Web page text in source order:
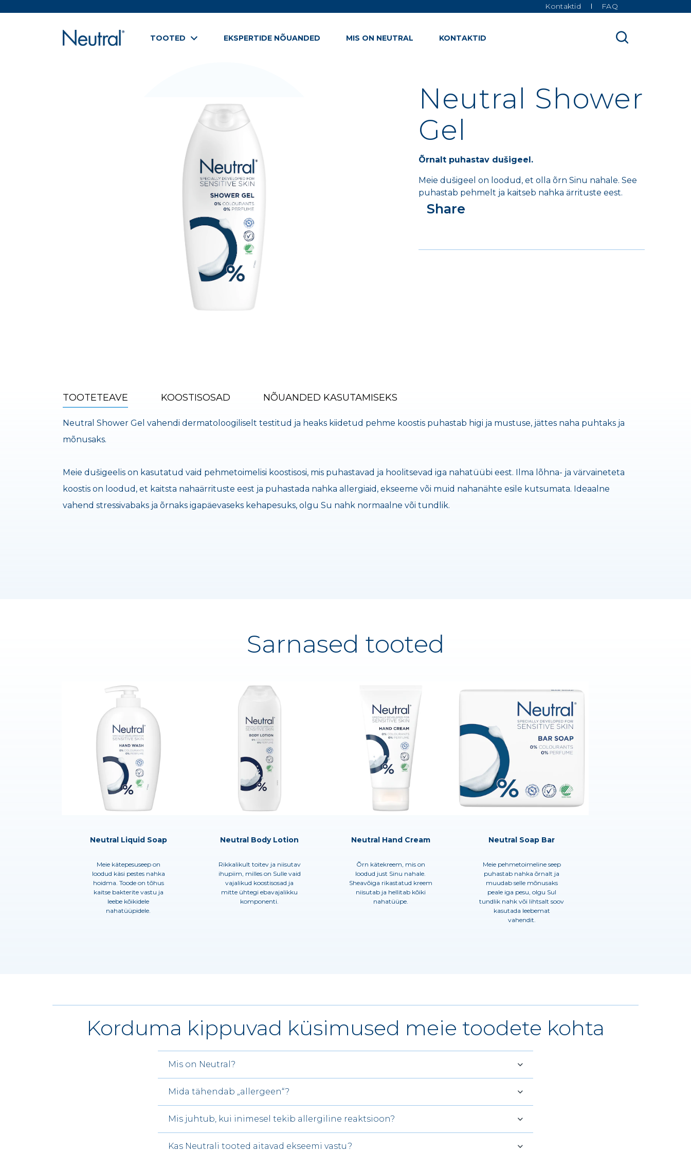
Kontaktid FAQ
TOOTED EKSPERTIDE NÕUANDED MIS ON NEUTRAL KONTAKTID
Neutral Shower
Gel
Õrnalt puhastav dušigeel.
Meie dušigeel on loodud, et olla õrn Sinu nahale. See
puhastab pehmelt ja kaitseb nahka ärrituste eest.
Share
TOOTETEAVE KOOSTISOSAD NÕUANDED KASUTAMISEKS
Neutral Shower Gel vahendi dermatoloogiliselt testitud ja heaks kiidetud pehme koostis puhastab higi ja mustuse, jättes naha puhtaks ja
mõnusaks.
Meie dušigeelis on kasutatud vaid pehmetoimelisi koostisosi, mis puhastavad ja hoolitsevad iga nahatüübi eest. Ilma lõhna- ja värvaineteta
koostis on loodud, et kaitsta nahaärrituste eest ja puhastada nahka allergiaid, ekseeme või muid nahanähte esile kutsumata. Ideaalne
vahend stressivabaks ja õrnaks igapäevaseks kehapesuks, olgu Su nahk normaalne või tundlik.
Sarnased tooted
Neutral Liquid Soap
Meie kätepesuseep on
loodud käsi pestes nahka
hoidma. Toode on tõhus
kaitse bakterite vastu ja
leebe kõikidele
nahatüüpidele.
Neutral Body Lotion
Rikkalikult toitev ja niisutav
ihupiim, milles on Sulle vaid
vajalikud koostisosad ja
mitte ühtegi ebavajalikku
komponenti.
Neutral Hand Cream
Õrn kätekreem, mis on
loodud just Sinu nahale.
Sheavõiga rikastatud kreem
niisutab ja hellitab kõiki
nahatüüpe.
Neutral Soap Bar
Meie pehmetoimeline seep
puhastab nahka õrnalt ja
muudab selle mõnusaks
peale iga pesu, olgu Sul
tundlik nahk või lihtsalt soov
kasutada leebemat
vahendit.
Korduma kippuvad küsimused meie toodete kohta
Mis on Neutral?
Mida tähendab „allergeen“?
Mis juhtub, kui inimesel tekib allergiline reaktsioon?
Kas Neutrali tooted aitavad ekseemi vastu?